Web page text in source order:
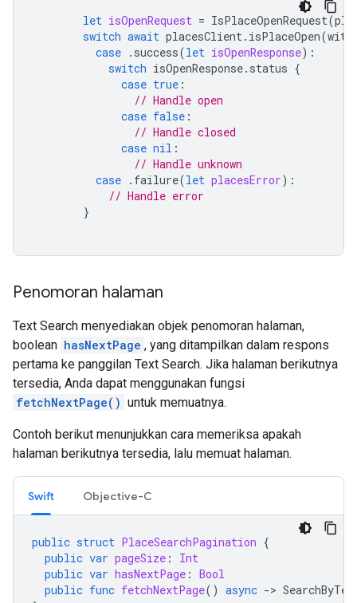
let isOpenRequest = IsPlaceOpenRequest(
switch await placesClient. isPlaceOpen(with
case . success(let isOpenResponse):
switch isOpenResponse. status {
case true :
// Handle open
case false :
// Handle closed
case nil :
// Handle unknown
case . failure(let placesError):
// Handle error
}
Penomoran halaman
Text Search menyediakan objek penomoran halaman,
boolean hasNextPage , yang ditampilkan dalam respons
pertama ke panggilan Text Search. Jika halaman berikutnya
tersedia, Anda dapat menggunakan fungsi
fetchNextPage() untuk memuatnya.
Contoh berikut menunjukkan cara memeriksa apakah
halaman berikutnya tersedia, lalu memuat halaman.
Swift Objective-C
public struct PlaceSearchPagination {
public var pageSize :
Int
public var hasNextPage : Bool
public func fetchNextPage() async ->